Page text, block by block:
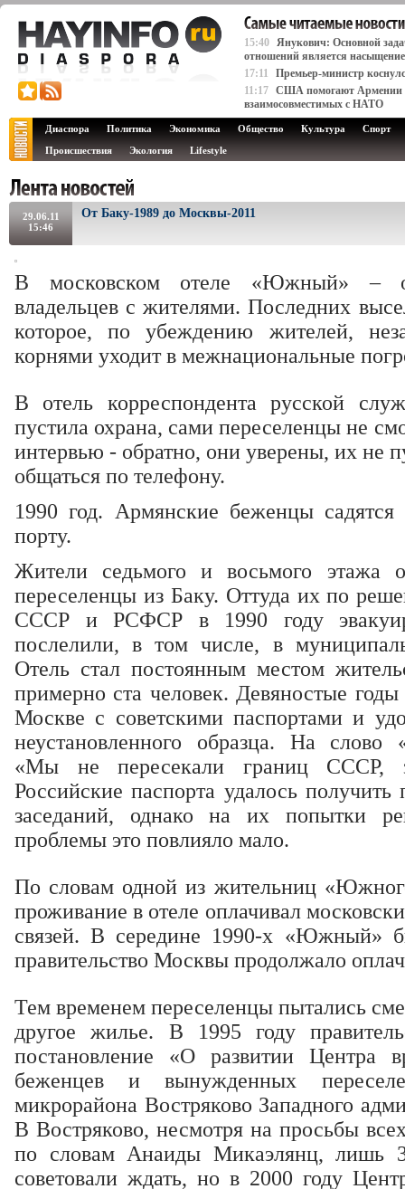
15:40 Янукович: Основной
отношений является насыщение
17:11
Премьер-министр
11:17 США помогают Армении
взаимосовместимых с НАТО
Диаспора Политика Экономика Общество Культура
Спорт
Происшествия
Экология Lifestyle
29.06.11
15:46
От Баку-1989 до Москвы-2011
В московском отеле «Южный» –
владельцев с жителями. Последних
которое, по убеждению жителей,
корнями уходит в межнациональные
В отель корреспондента русской
пустила охрана, сами переселенцы не
интервью - обратно, они уверены, их не
общаться по телефону.
1990 год. Армянские беженцы
порту.
Жители седьмого и восьмого
переселенцы из Баку. Оттуда их по
СССР и РСФСР в 1990 году
послелили, в том числе, в
Отель стал постоянным местом
примерно ста человек. Девяностые
Москве с советскими паспортами и
неустановленного образца. На слово
«Мы не пересекали границ СССР,
Российские паспорта удалось
заседаний, однако на их попытки
проблемы это повлияло мало.
По словам одной из жительниц
проживание в отеле оплачивал
связей. В середине 1990-х «Южный»
правительство Москвы продолжало
Тем временем переселенцы пытались
другое жилье. В 1995 году
постановление «О развитии Центра
беженцев и вынужденных
микрорайона Востряково Западного
В Востряково, несмотря на просьбы
по словам Анаиды Микаэлянц, лишь
советовали ждать, но в 2000 году